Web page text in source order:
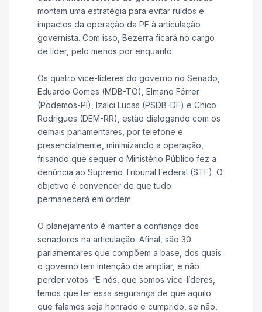
montam uma estratégia para evitar ruídos e
impactos da operação da PF à articulação
governista. Com isso, Bezerra ficará no cargo
de líder, pelo menos por enquanto.
Os quatro vice-líderes do governo no Senado,
Eduardo Gomes (MDB-TO), Elmano Férrer
(Podemos-PI), Izalci Lucas (PSDB-DF) e Chico
Rodrigues (DEM-RR), estão dialogando com os
demais parlamentares, por telefone e
presencialmente, minimizando a operação,
frisando que sequer o Ministério Público fez a
denúncia ao Supremo Tribunal Federal (STF). O
objetivo é convencer de que tudo
permanecerá em ordem.
O planejamento é manter a confiança dos
senadores na articulação. Afinal, são 30
parlamentares que compõem a base, dos quais
o governo tem intenção de ampliar, e não
perder votos. “E nós, que somos vice-líderes,
temos que ter essa segurança de que aquilo
que falamos seja honrado e cumprido, se não,